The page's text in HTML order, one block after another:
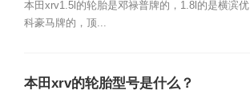
本田xrv1.5l的轮胎是邓禄普牌的，1.8l的是横滨优
科豪马牌的，顶...
本田xrv的轮胎型号是什么？